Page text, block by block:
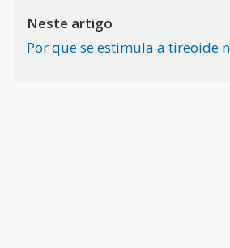
Neste artigo
Por que se estimula a tireoide